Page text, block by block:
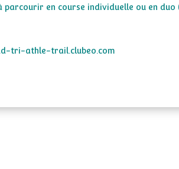
en course individuelle ou en duo
tri-athle-trail.clubeo.com